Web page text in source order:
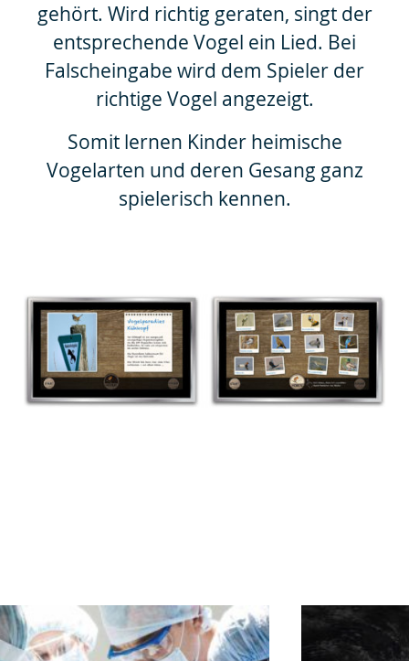
gehört. Wird richtig geraten, singt der
entsprechende Vogel ein Lied. Bei
Falscheingabe wird dem Spieler der
richtige Vogel angezeigt.
Somit lernen Kinder heimische
Vogelarten und deren Gesang ganz
spielerisch kennen.